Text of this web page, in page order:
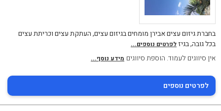
בחברת גיזום עצים אבירן מומחים בגיזום עצים, העתקת עצים וכריתת עצים
בכל גובה, בגיז לפרטים נוספים...
אין סיווגים לעמוד. הוספת סיווגים מידע נוסף...
לפרטים נוספים